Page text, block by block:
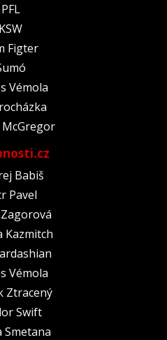
PFL
KSW
Figter
Vémola
Babiš
Pavel
Kazmitch
Vémola
Ztracený
Swift
Smetana